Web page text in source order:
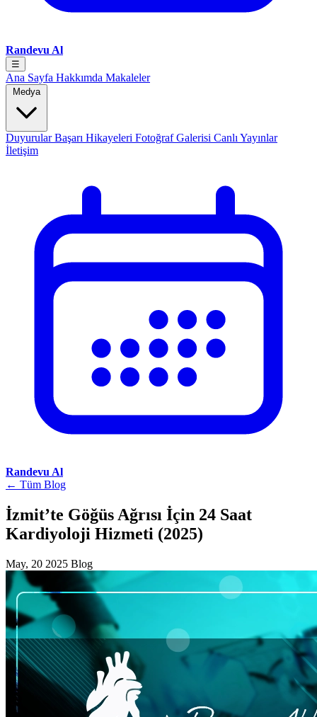
Randevu Al
☰
Ana Sayfa Hakkımda Makaleler
Medya
DuyurularBaşarı Hikayeleri Fotoğraf Galerisi Canlı Yayınlar
İletişim
Randevu Al
← Tüm Blog
İzmit’te Göğüs Ağrısı İçin 24 Saat
Kardiyoloji Hizmeti (2025)
May, 20 2025 Blog